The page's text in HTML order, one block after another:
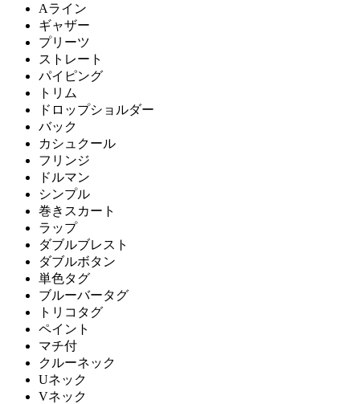
Aライン
ギャザー
プリーツ
ストレート
パイピング
トリム
ドロップショルダー
バック
カシュクール
フリンジ
ドルマン
シンプル
巻きスカート
ラップ
ダブルブレスト
ダブルボタン
単色タグ
ブルーバータグ
トリコタグ
ペイント
マチ付
クルーネック
Uネック
Vネック